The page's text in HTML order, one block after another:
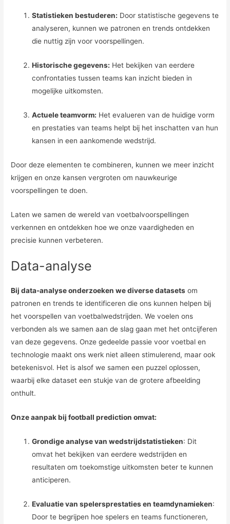
Statistieken bestuderen: Door statistische gegevens te
analyseren, kunnen we patronen en trends ontdekken
die nuttig zijn voor voorspellingen.
Historische gegevens: Het bekijken van eerdere
confrontaties tussen teams kan inzicht bieden in
mogelijke uitkomsten.
Actuele teamvorm: Het evalueren van de huidige vorm
en prestaties van teams helpt bij het inschatten van hun
kansen in een aankomende wedstrijd.
Door deze elementen te combineren, kunnen we meer inzicht
krijgen en onze kansen vergroten om nauwkeurige
voorspellingen te doen.
Laten we samen de wereld van voetbalvoorspellingen
verkennen en ontdekken hoe we onze vaardigheden en
precisie kunnen verbeteren.
Data-analyse
Bij data-analyse onderzoeken we diverse datasets om
patronen en trends te identificeren die ons kunnen helpen bij
het voorspellen van voetbalwedstrijden. We voelen ons
verbonden als we samen aan de slag gaan met het ontcijferen
van deze gegevens. Onze gedeelde passie voor voetbal en
technologie maakt ons werk niet alleen stimulerend, maar ook
betekenisvol. Het is alsof we samen een puzzel oplossen,
waarbij elke dataset een stukje van de grotere afbeelding
onthult.
Onze aanpak bij football prediction omvat:
Grondige analyse van wedstrijdstatistieken: Dit
omvat het bekijken van eerdere wedstrijden en
resultaten om toekomstige uitkomsten beter te kunnen
anticiperen.
Evaluatie van spelersprestaties en teamdynamieken:
Door te begrijpen hoe spelers en teams functioneren,